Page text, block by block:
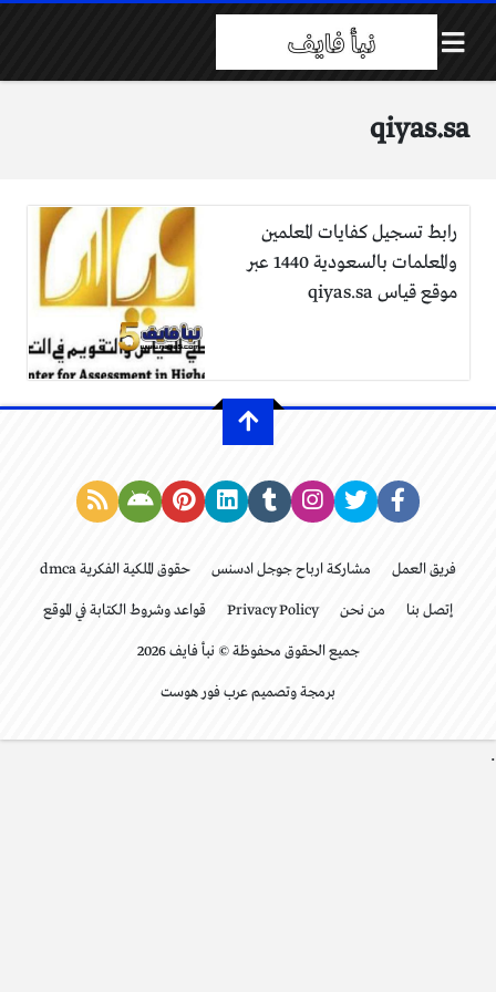
qiyas.sa
رابط تسجيل كفايات المعلمين
والمعلمات بالسعودية 1440 عبر
موقع قياس qiyas.sa
فريق العمل مشاركة ارباح جوجل ادسنس حقوق الملكية الفكرية dmca
إتصل بنا من نحن Privacy Policy قواعد وشروط الكتابة في الموقع
جميع الحقوق محفوظة © نبأ فايف 2026
برمجة وتصميم عرب فور هوست
.